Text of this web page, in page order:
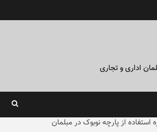
اداری و تجاری
استفاده از پارچه نوبوک در مبلمان